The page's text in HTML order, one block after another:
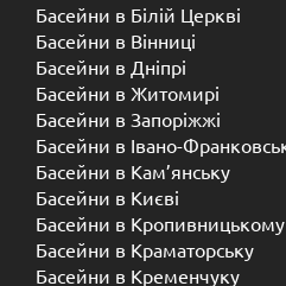
Басейни в Білій Церкві
Басейни в Вінниці
Басейни в Дніпрі
Басейни в Житомирі
Басейни в Запоріжжі
Басейни в Івано-
Басейни в Кам’янську
Басейни в Києві
Басейни в Кропивницькому
Басейни в Краматорську
Басейни в Кременчуку